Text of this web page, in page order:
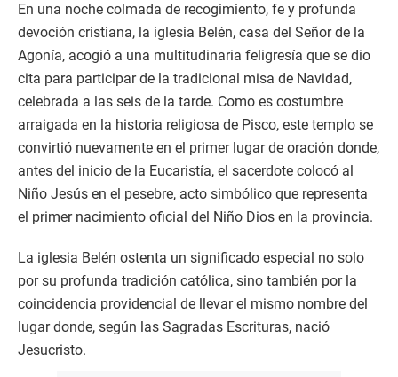
En una noche colmada de recogimiento, fe y profunda
devoción cristiana, la iglesia Belén, casa del Señor de la
Agonía, acogió a una multitudinaria feligresía que se dio
cita para participar de la tradicional misa de Navidad,
celebrada a las seis de la tarde. Como es costumbre
arraigada en la historia religiosa de Pisco, este templo se
convirtió nuevamente en el primer lugar de oración donde,
antes del inicio de la Eucaristía, el sacerdote colocó al
Niño Jesús en el pesebre, acto simbólico que representa
el primer nacimiento oficial del Niño Dios en la provincia.
La iglesia Belén ostenta un significado especial no solo
por su profunda tradición católica, sino también por la
coincidencia providencial de llevar el mismo nombre del
lugar donde, según las Sagradas Escrituras, nació
Jesucristo.